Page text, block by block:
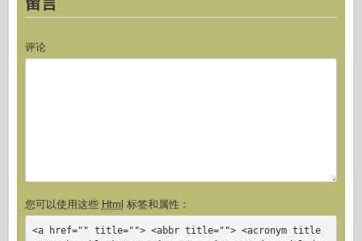
评论
您可以使用这些 Html 标签和属性：
<a href="" title=""> <abbr title=""> <acronym title